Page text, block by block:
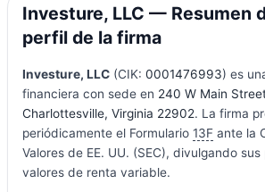
Investure, LLC — Resumen
perfil de la firma
Investure, LLC(CIK: 0001476993) es
financiera con sede en 240 W Main
Charlottesville, Virginia 22902. La firma
periódicamente el Formulario 13Fante la
Valores de EE. UU. (SEC), divulgando sus
valores de renta variable.